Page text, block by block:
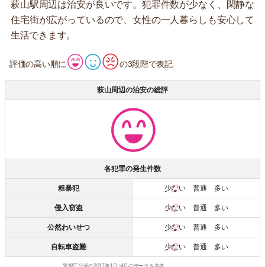
萩山駅周辺は治安が良いです。犯罪件数が少なく、閑静な
住宅街が広がっているので、女性の一人暮らしも安心して
生活できます。
評価の高い順に の3段階で表記
萩山周辺の治安の総評
各犯罪の発生件数
粗暴犯 少ない普通 多い
侵入窃盗 少ない普通 多い
公然わいせつ 少ない普通 多い
自転車盗難 少ない普通 多い
警視庁公表の2017年1月~4月のデータを参考